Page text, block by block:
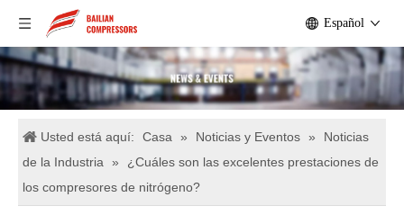
Español
Usted está aquí: Casa » Noticias y Eventos »
Noticias
de la Industria
»
¿Cuáles son las excelentes prestaciones de
los compresores de nitrógeno?